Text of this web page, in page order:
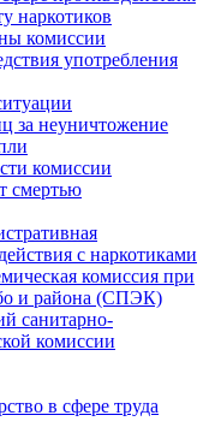
наркотиков
комиссии
употребления
за неуничтожение
комиссии
смертью
с наркотиками
комиссия при
и района (СПЭК)
санитарно-
комиссии
в сфере труда